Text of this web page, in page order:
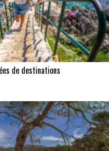
de destinations